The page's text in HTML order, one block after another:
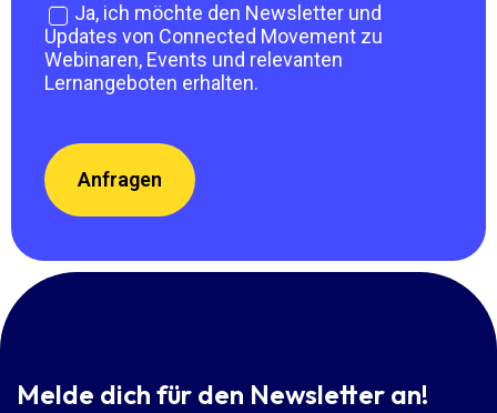
Newsletter-
Zustimmung
Ja, ich möchte den Newsletter und
Updates von Connected Movement zu
Webinaren, Events und relevanten
Lernangeboten erhalten.
Melde dich für den Newsletter an!